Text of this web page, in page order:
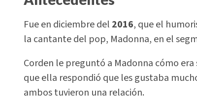
Fue en diciembre del 2016, que el
la cantante del pop, Madonna, en el
Corden le preguntó a Madonna cómo
que ella respondió que les gustaba
ambos tuvieron una relación.